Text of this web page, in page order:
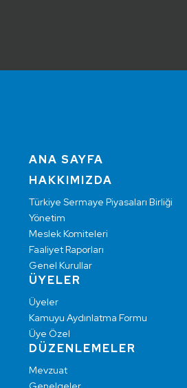
ANA SAYFA
HAKKIMIZDA
Türkiye Sermaye Piyasaları Birliği
Yönetim
Meslek Komiteleri
Faaliyet Raporları
Genel Kurullar
ÜYELER
Üyeler
Kamuyu Aydınlatma Formu
Üye Özel
DÜZENLEMELER
Mevzuat